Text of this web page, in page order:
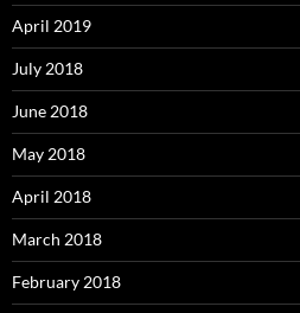
April 2019
July 2018
June 2018
May 2018
April 2018
March 2018
February 2018